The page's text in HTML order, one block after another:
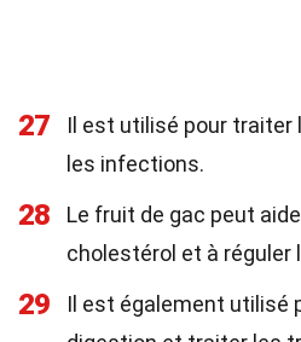
27
Il est utilisé pour
les infections.
28
Le fruit de gac peut
cholestérol et à réguler
29
Il est également utilisé